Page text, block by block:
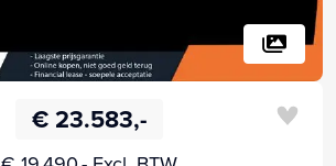
€ 23.583,-